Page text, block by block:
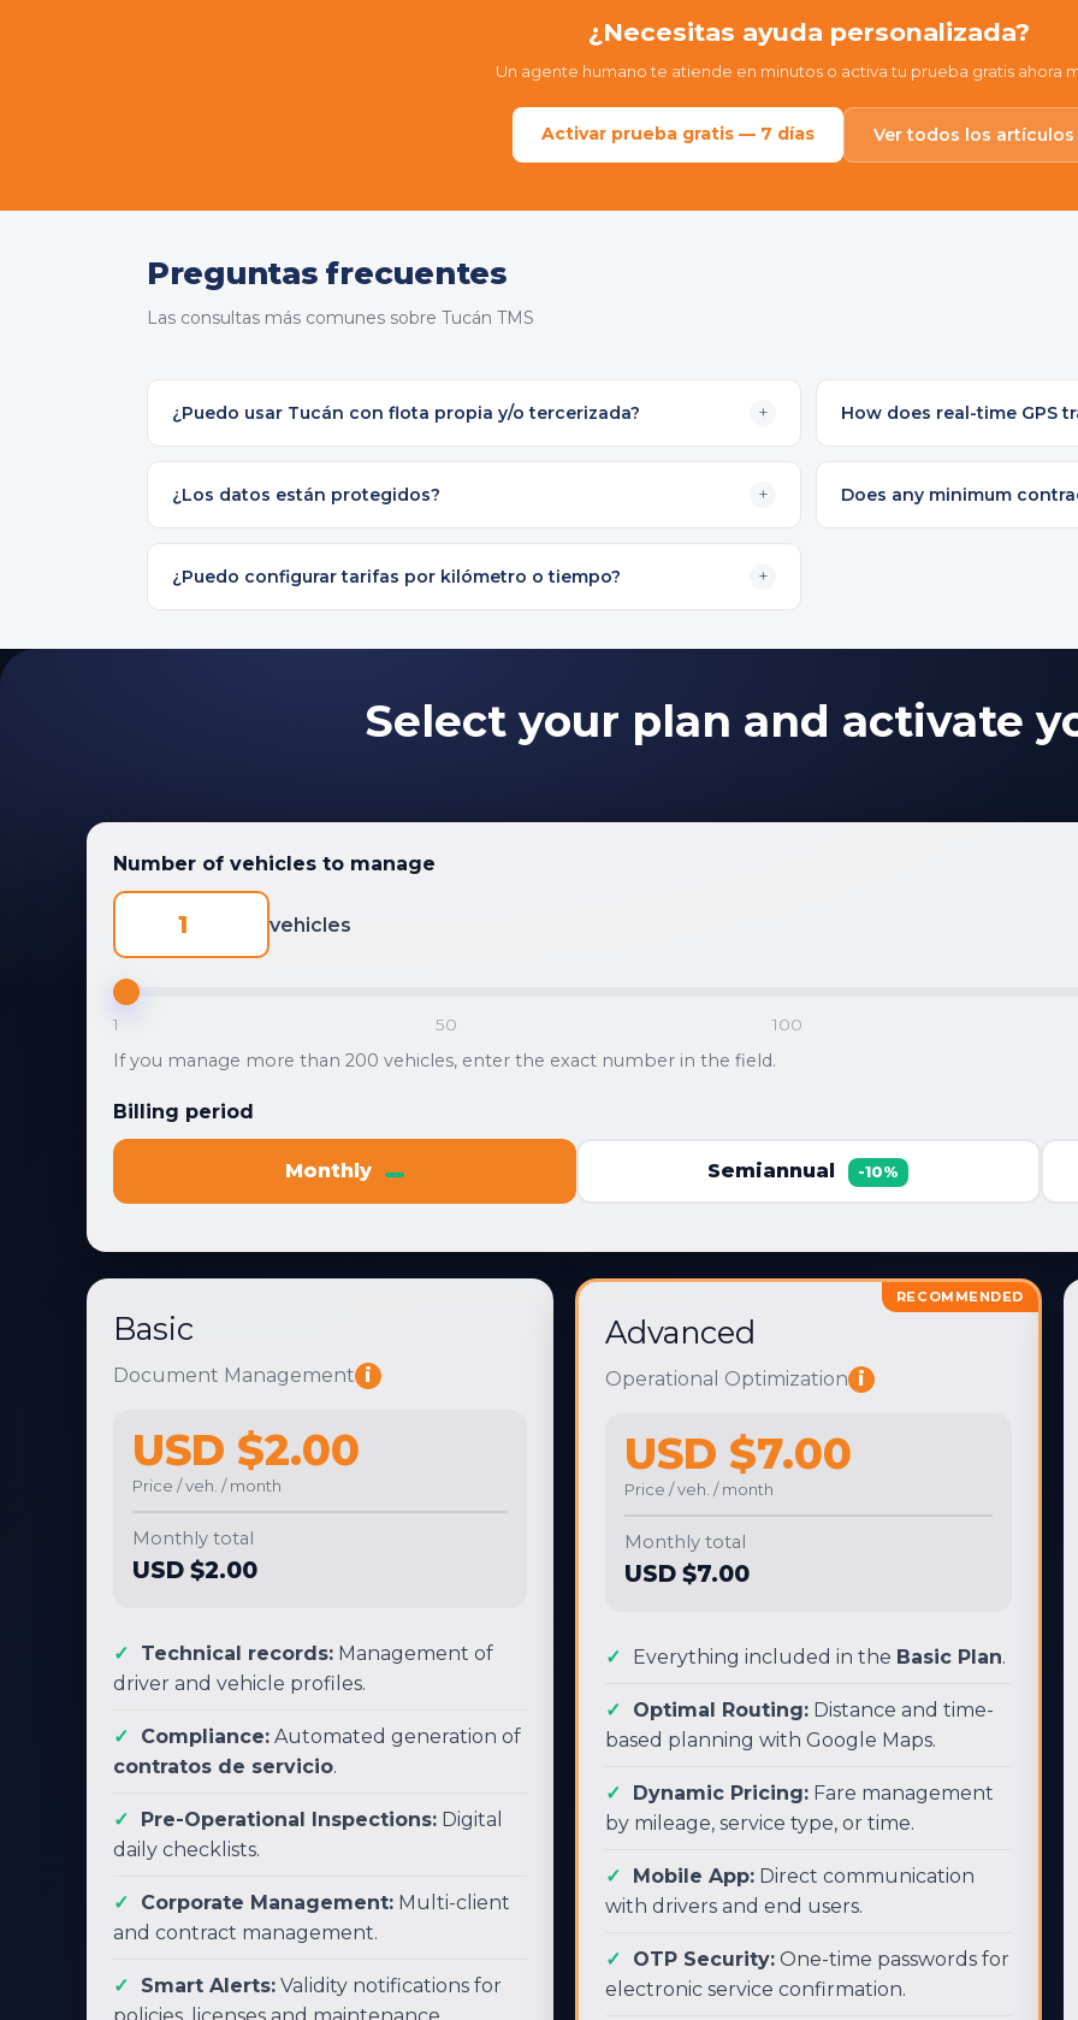
¿Necesitas ayuda personalizada?
Un agente humano te atiende en minutos o activa tu prueba gratis ahora
Activar prueba gratis — 7 días Ver todos los artículos
Preguntas frecuentes
Las consultas más comunes sobre Tucán TMS
¿Puedo usar Tucán con flota propia y/o tercerizada? + How does real-time GPS
¿Los datos están protegidos? + Does any minimum
¿Puedo configurar tarifas por kilómetro o tiempo? +
Select your plan and activate
Number of vehicles to manage
vehicles
1 50 100
If you manage more than 200 vehicles, enter the exact number in the field.
Billing period
Monthly Semiannual -10%
Basic
Document Management i
USD $2.00
Price / veh. / month
Monthly total
USD $2.00
Technical records: Management of
driver and vehicle profiles.
Compliance: Automated generation of
contratos de servicio.
Pre-Operational Inspections: Digital
daily checklists.
Corporate Management: Multi-client
and contract management.
Smart Alerts: Validity notifications for
RECOMMENDED
Advanced
Operational Optimization i
USD $7.00
Price / veh. / month
Monthly total
USD $7.00
Everything included in the Basic Plan.
Optimal Routing: Distance and time-
based planning with Google Maps.
Dynamic Pricing: Fare management
by mileage, service type, or time.
Mobile App: Direct communication
with drivers and end users.
OTP Security: One-time passwords for
electronic service confirmation.